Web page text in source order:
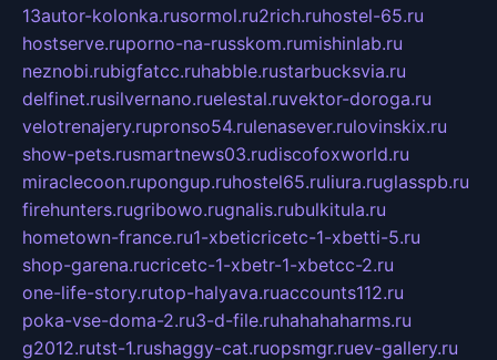
13autor-kolonka.rusormol.ru2rich.ruhostel-65.ru
hostserve.ruporno-na-russkom.rumishinlab.ru
neznobi.rubigfatcc.ruhabble.rustarbucksvia.ru
delfinet.rusilvernano.ruelestal.ruvektor-doroga.ru
velotrenajery.rupronso54.rulenasever.rulovinskix.ru
show-pets.rusmartnews03.rudiscofoxworld.ru
miraclecoon.rupongup.ruhostel65.ruliura.ruglasspb.ru
firehunters.rugribowo.rugnalis.rubulkitula.ru
hometown-france.ru1-xbeticricetc-1-xbetti-5.ru
shop-garena.rucricetc-1-xbetr-1-xbetcc-2.ru
one-life-story.rutop-halyava.ruaccounts112.ru
poka-vse-doma-2.ru3-d-file.ruhahahaharms.ru
g2012.rutst-1.rushaggy-cat.ruopsmgr.ruev-gallery.ru